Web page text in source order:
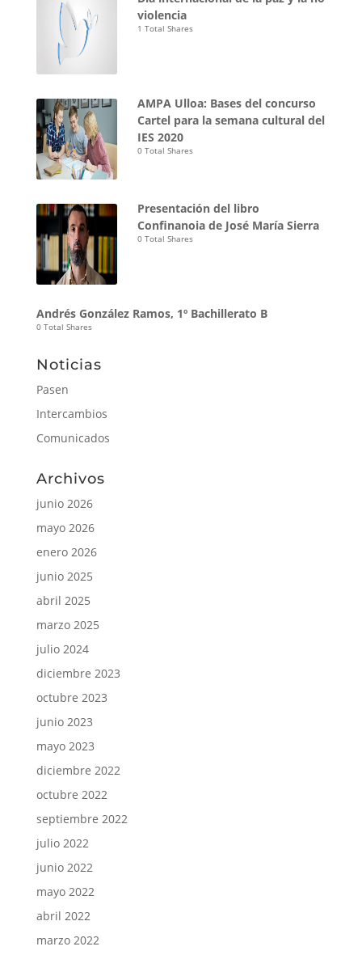
violencia
1 Total Shares
AMPA Ulloa: Bases del concurso
Cartel para la semana cultural del
IES 2020
0 Total Shares
Presentación del libro
Confinanoia de José María Sierra
0 Total Shares
Andrés González Ramos, 1º Bachillerato B
0 Total Shares
Noticias
Pasen
Intercambios
Comunicados
Archivos
junio 2026
mayo 2026
enero 2026
junio 2025
abril 2025
marzo 2025
julio 2024
diciembre 2023
octubre 2023
junio 2023
mayo 2023
diciembre 2022
octubre 2022
septiembre 2022
julio 2022
junio 2022
mayo 2022
abril 2022
marzo 2022